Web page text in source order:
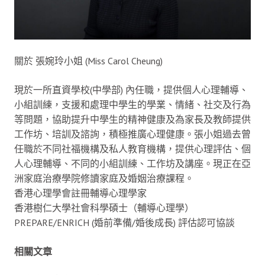
關於 張婉玲小姐 (Miss Carol Cheung)
現於一所直資學校(中學部) 內任職，提供個人心理輔導、
小組訓練，支援和處理中學生的學業、情緒、社交及行為
等問題，協助提升中學生的精神健康及為家長及教師提供
工作坊、培訓及諮詢，積極推廣心理健康。張小姐過去曾
任職於不同社福機構及私人教育機構，提供心理評估、個
人心理輔導、不同的小組訓練、工作坊及講座。現正在亞
洲家庭治療學院修讀家庭及婚姻治療課程。
香港心理學會註冊輔導心理學家
香港樹仁大學社會科學碩士（輔導心理學）
PREPARE/ENRICH (婚前準備/婚後成長) 評估認可協談
相關文章